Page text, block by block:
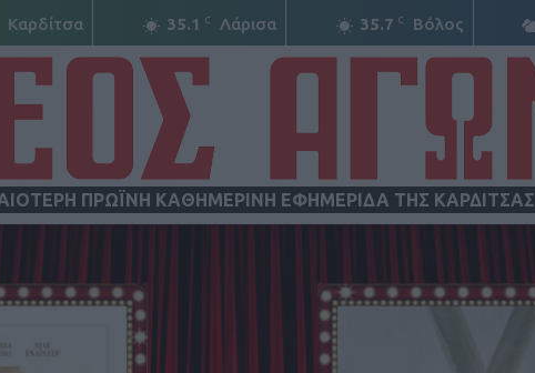
Καρδίτσα 35.1 C Λάρισα 35.7 C Βόλος
ΠΡΩΪΝΗ ΚΑΘΗΜΕΡΙΝΗ ΕΦΗΜΕΡΙΔΑ ΤΗΣ ΚΑΡΔΙΤΣΑΣ